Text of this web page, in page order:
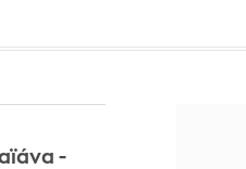
-